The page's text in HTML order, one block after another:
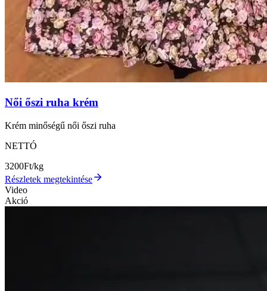
Női őszi ruha krém
Krém minőségű női őszi ruha
NETTÓ
3200Ft/kg
Részletek megtekintése
Video
Akció